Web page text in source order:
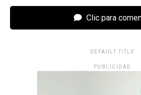
Clic para
DEFAULT TITLE
PUBLICIDAD